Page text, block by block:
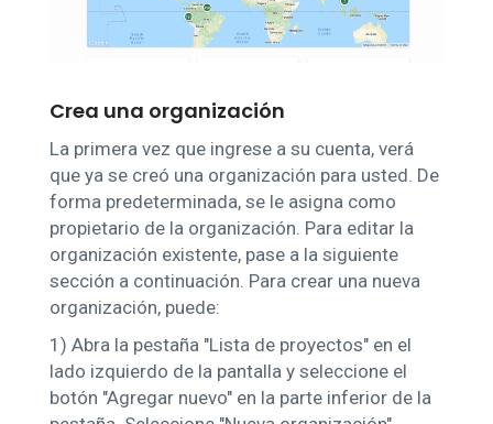
Crea una organización
La primera vez que ingrese a su cuenta, verá
que ya se creó una organización para usted. De
forma predeterminada, se le asigna como
propietario de la organización. Para editar la
organización existente, pase a la siguiente
sección a continuación. Para crear una nueva
organización, puede:
1) Abra la pestaña "Lista de proyectos" en el
lado izquierdo de la pantalla y seleccione el
botón "Agregar nuevo" en la parte inferior de la